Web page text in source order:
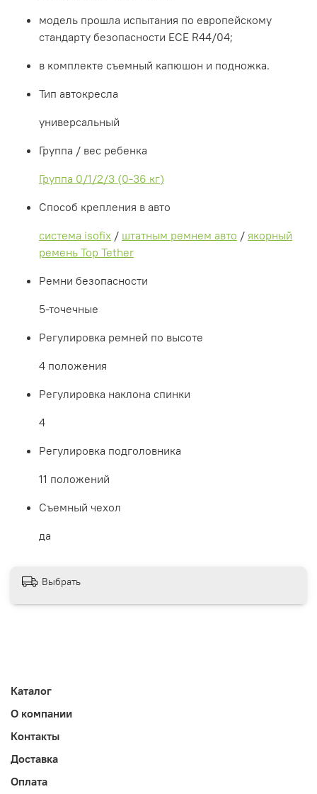
модель прошла испытания по европейскому
стандарту безопасности ECE R44/04;
в комплекте съемный капюшон и подножка.
Тип автокресла
универсальный
Группа / вес ребенка
Группа 0/1/2/3 (0-36 кг)
Способ крепления в авто
система isofix / штатным ремнем авто / якорный
ремень Top Tether
Ремни безопасности
5-точечные
Регулировка ремней по высоте
4 положения
Регулировка наклона спинки
4
Регулировка подголовника
11 положений
Съемный чехол
да
Выбрать
Каталог
О компании
Контакты
Доставка
Оплата